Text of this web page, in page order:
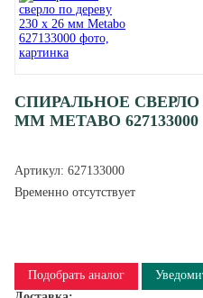
СПИРАЛЬНОЕ СВЕРЛО
ММ METABO 627133000
Артикул: 627133000
Временно отсутствует
Подобрать аналог